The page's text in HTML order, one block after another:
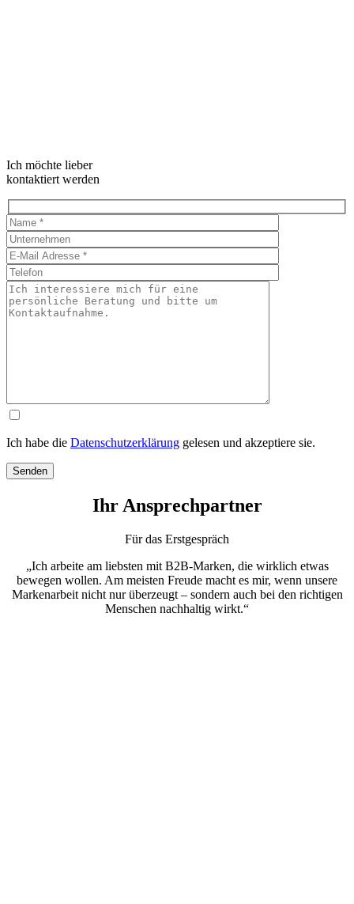
Ich möchte lieber
kontaktiert werden
Ich habe die Datenschutzerklärung gelesen und akzeptiere sie.
Ihr Ansprechpartner
Für das Erstgespräch
„Ich arbeite am liebsten mit B2B-Marken, die wirklich etwas
bewegen wollen. Am meisten Freude macht es mir, wenn unsere
Markenarbeit nicht nur überzeugt – sondern auch bei den richtigen
Menschen nachhaltig wirkt.“